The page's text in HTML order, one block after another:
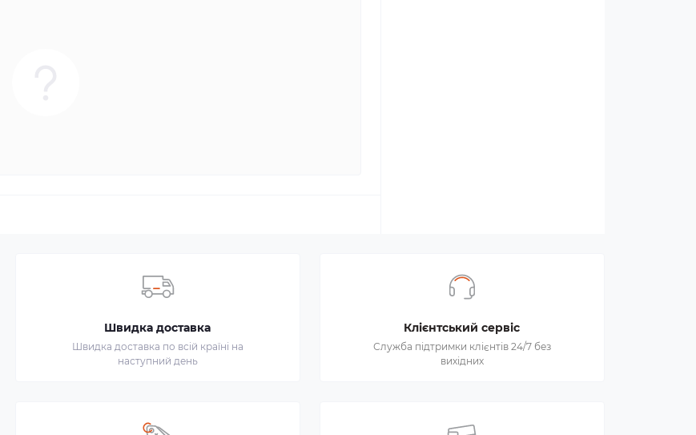
Швидка доставка
Швидка доставка по всій країні на
наступний день
Клієнтський сервіс
Служба підтримки клієнтів 24/7 без
вихідних